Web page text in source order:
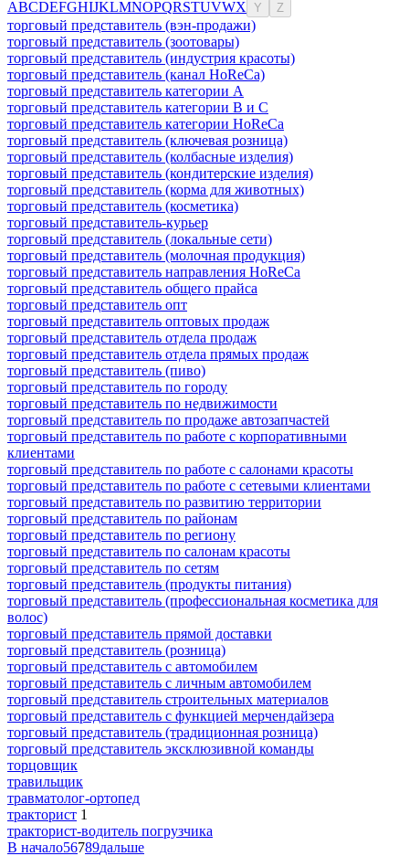
ABCDEFGHIJKLMNOPQRSTUVWX Y Z
торговый представитель (вэн-продажи)
торговый представитель (зоотовары)
торговый представитель (индустрия красоты)
торговый представитель (канал HoReCa)
торговый представитель категории A
торговый представитель категории B и C
торговый представитель категории HoReCa
торговый представитель (ключевая розница)
торговый представитель (колбасные изделия)
торговый представитель (кондитерские изделия)
торговый представитель (корма для животных)
торговый представитель (косметика)
торговый представитель-курьер
торговый представитель (локальные сети)
торговый представитель (молочная продукция)
торговый представитель направления HoReCa
торговый представитель общего прайса
торговый представитель опт
торговый представитель оптовых продаж
торговый представитель отдела продаж
торговый представитель отдела прямых продаж
торговый представитель (пиво)
торговый представитель по городу
торговый представитель по недвижимости
торговый представитель по продаже автозапчастей
торговый представитель по работе с корпоративными
клиентами
торговый представитель по работе с салонами красоты
торговый представитель по работе с сетевыми клиентами
торговый представитель по развитию территории
торговый представитель по районам
торговый представитель по региону
торговый представитель по салонам красоты
торговый представитель по сетям
торговый представитель (продукты питания)
торговый представитель (профессиональная косметика для
волос)
торговый представитель прямой доставки
торговый представитель (розница)
торговый представитель с автомобилем
торговый представитель с личным автомобилем
торговый представитель строительных материалов
торговый представитель с функцией мерчендайзера
торговый представитель (традиционная розница)
торговый представитель эксклюзивной команды
торцовщик
травильщик
травматолог-ортопед
тракторист 1
тракторист-водитель погрузчика
В начало56789дальше